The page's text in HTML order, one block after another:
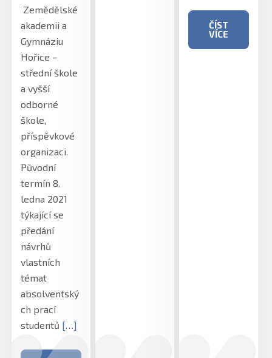
Zemědělské
akademii a
Gymnáziu
Hořice –
střední škole
a vyšší
odborné
škole,
příspěvkové
organizaci.
Původní
termín 8.
ledna 2021
týkající se
předání
návrhů
vlastních
témat
absolventský
ch prací
studentů […]
ČÍST
VÍCE